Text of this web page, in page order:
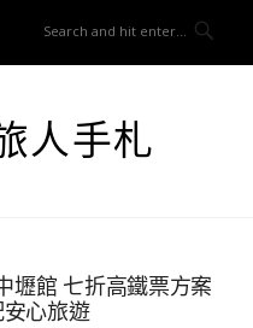
人手札
壢館 七折高鐵票方案
心旅遊